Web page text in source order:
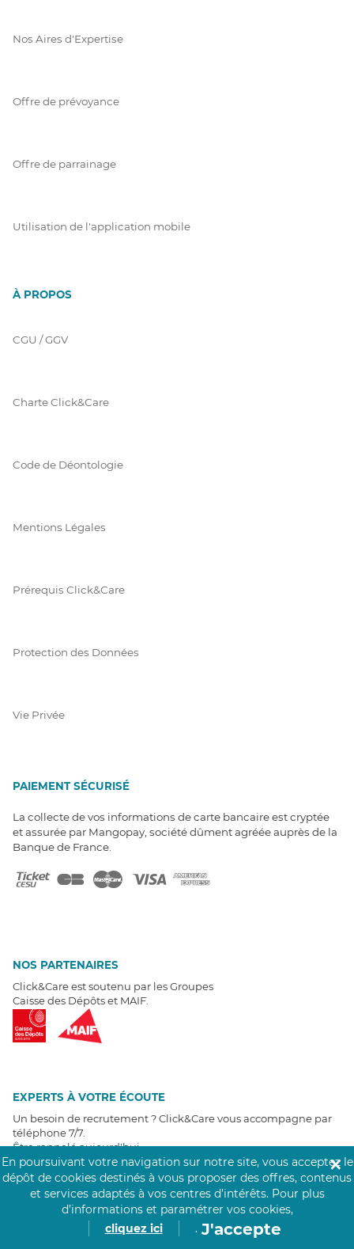
Nos Aires d'Expertise
Offre de prévoyance
Offre de parrainage
Utilisation de l'application mobile
À PROPOS
CGU / GGV
Charte Click&Care
Code de Déontologie
Mentions Légales
Prérequis Click&Care
Protection des Données
Vie Privée
PAIEMENT SÉCURISÉ
La collecte de vos informations de carte bancaire est cryptée
et assurée par Mangopay, société dûment agréée auprès de la
Banque de France.
NOS PARTENAIRES
Click&Care est soutenu par les Groupes
Caisse des Dépôts et MAIF.
EXPERTS À VOTRE ÉCOUTE
Un besoin de recrutement ? Click&Care vous accompagne par
téléphone 7/7
Être rappelé aujourd'hui
MOIGNAGES CLIENTS
/5
En poursuivant votre navigation sur notre site, vous acceptez le
dépôt de cookies destinés à vous proposer des offres, contenus
et services adaptés à vos centres d’intérêts. Pour plus
d’informations et paramétrer vos cookies,
cliquez ici
. J'accepte
✕